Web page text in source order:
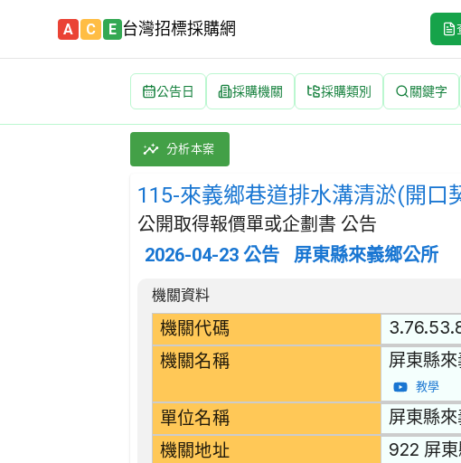
A C E 台灣招標採購網
公告日 採購機關 採購類別 關鍵字
115-來義鄉巷道排水溝清淤(開口契約) 招標公告 |
採購類別：勞務類 污水及垃圾處理、公共衛生及
分析本案
115-來義鄉巷道排水溝清淤(開口
公開取得報價單或企劃書 公告
2026-04-23 公告 屏東縣來義鄉公所
招標公告詳細內容
機關資料
機關代碼
機關名稱 屏東縣
教學
單位名稱 屏東縣
機關地址 922 屏